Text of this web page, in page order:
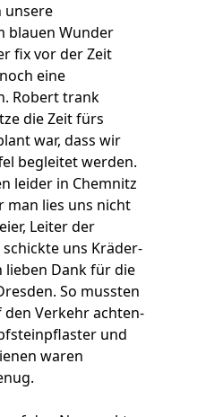
unsere
blauen Wunder
fix vor der Zeit
eine
Robert trank
die Zeit fürs
war, dass wir
begleitet werden.
leider in Chemnitz
man lies uns nicht
Leiter der
uns Kräder-
lieben Dank für die
So mussten
Verkehr achten-
und
waren